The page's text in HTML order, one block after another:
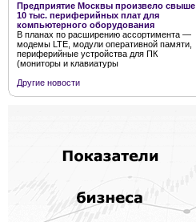
Предприятие Москвы произвело свыше
10 тыс. периферийных плат для
компьютерного оборудования
В планах по расширению ассортимента —
модемы LTE, модули оперативной памяти,
периферийные устройства для ПК
(мониторы и клавиатуры
Другие новости